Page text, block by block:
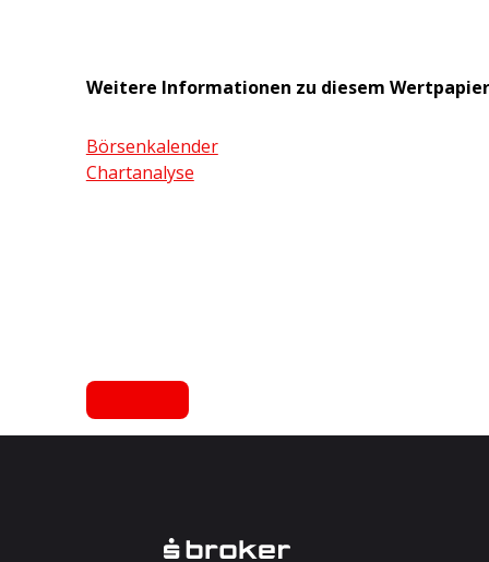
Weitere Informationen zu diesem Wertpapier
Börsenkalender
Chartanalyse